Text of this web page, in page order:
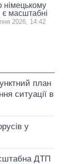
німецькому
є масштабні
2026, 14:42
план
ситуації в
у
ДТП